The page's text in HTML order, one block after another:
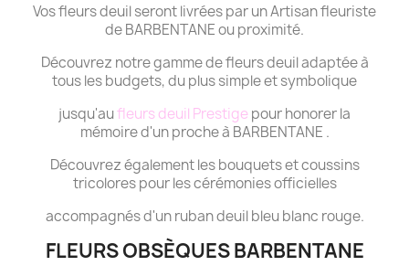
Vos fleurs deuil seront livrées par un Artisan fleuriste
de BARBENTANE ou proximité.
Découvrez notre gamme de fleurs deuil adaptée à
tous les budgets, du plus simple et symbolique
jusqu'aufleurs deuil Prestigepour honorer la
mémoire d'un proche à BARBENTANE .
Découvrez également les bouquets et coussins
tricolores pour les cérémonies officielles
accompagnés d'un ruban deuil bleu blanc rouge.
FLEURS OBSÈQUES BARBENTANE